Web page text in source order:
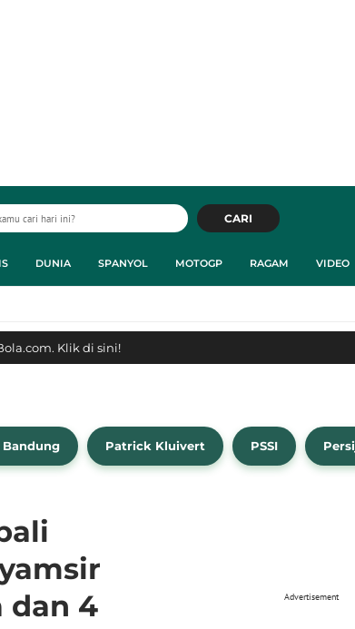
CARI
DUNIA SPANYOL MOTOGP RAGAM VIDEO
Klik di sini!
Bandung Patrick Kluivert PSSI
dan 4
Advertisement